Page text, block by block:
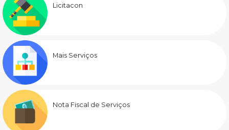
Licitacon
Mais Serviços
Nota Fiscal de Serviços